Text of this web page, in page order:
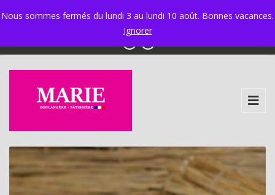
Nous sommes fermés du lundi 3 au lundi 10 août. Bonnes vacances.
Ignorer
Ixelles 02 534 34 97 - Ganshoren 02 425 58 30
|
info@boulangerie-marie.be